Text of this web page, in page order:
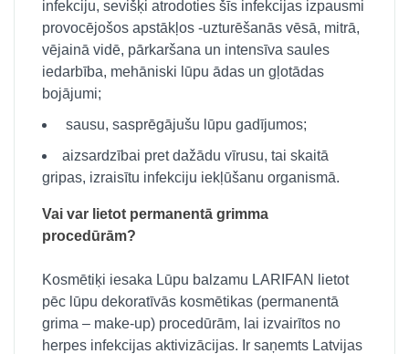
infekciju, sevišķi atrodoties šīs infekcijas izpausmi
provocējošos apstākļos -uzturēšanās vēsā, mitrā,
vējainā vidē, pārkaršana un intensīva saules
iedarbība, mehāniski lūpu ādas un gļotādas
bojājumi;
sausu, sasprēgājušu lūpu gadījumos;
aizsardzībai pret dažādu vīrusu, tai skaitā
gripas, izraisītu infekciju iekļūšanu organismā.
Vai var lietot permanentā grimma
procedūrām?
Kosmētiķi iesaka Lūpu balzamu LARIFAN lietot
pēc lūpu dekoratīvās kosmētikas (permanentā
grima – make-up) procedūrām, lai izvairītos no
herpes infekcijas aktivizācijas. Ir saņemts Latvijas